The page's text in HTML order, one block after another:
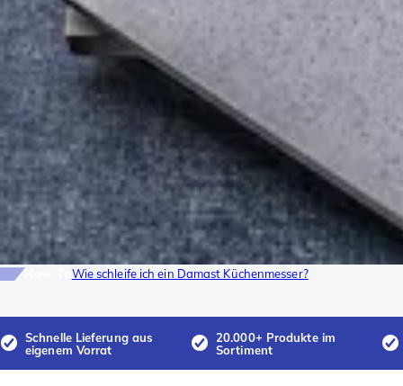
Wie schleife ich ein Damast Küchenmesser?
Schnelle Lieferung aus
eigenem Vorrat
20.000+ Produkte im
Sortiment